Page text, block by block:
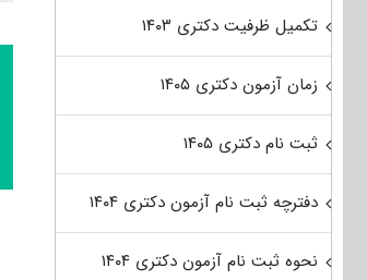
تکمیل ظرفیت دکتری ۱۴۰۳
زمان آزمون دکتری ۱۴۰۵
ثبت نام دکتری ۱۴۰۵
دفترچه ثبت نام آزمون دکتری ۱۴۰۴
نحوه ثبت نام آزمون دکتری ۱۴۰۴